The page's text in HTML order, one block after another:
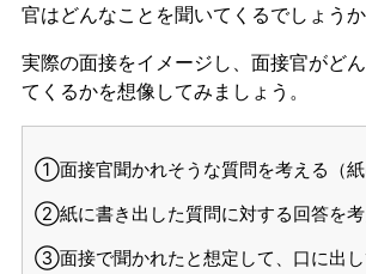
官はどんなことを聞いてくるでしょうか
実際の面接をイメージし、面接官がど
てくるかを想像してみましょう。
①面接官聞かれそうな質問を考える（紙
②紙に書き出した質問に対する回答を考
③面接で聞かれたと想定して、口に出し